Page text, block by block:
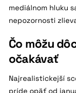
mediálnom hluku
nepozornosti
Čo môžu
očakávať
Najrealistickejší
príde opäť od